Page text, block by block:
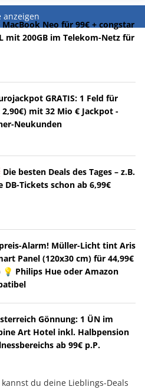
anzeigen
Neo für 99€ + congstar
mit 200GB im Telekom-Netz für
GRATIS: 1 Feld für
mit 32 Mio € Jackpot -
Neukunden
Die besten Deals des Tages – z.B.
DB-Tickets schon ab 6,99€
Alarm! Müller-Licht tint Aris
Panel (120x30 cm) für 44,99€
💡 Philips Hue oder Amazon
Gönnung: 1 ÜN im
Art Hotel inkl. Halbpension
ab 99€ p.P.
du deine Lieblings-Deals